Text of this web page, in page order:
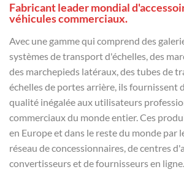
Fabricant leader mondial
véhicules commerciaux.
Avec une gamme qui comprend des
systèmes de transport d'échelles, des
des marchepieds latéraux, des tubes de
échelles de portes arrière, ils fournissent
qualité inégalée aux utilisateurs
commerciaux du monde entier. Ces
en Europe et dans le reste du monde par
réseau de concessionnaires, de centres
convertisseurs et de fournisseurs en